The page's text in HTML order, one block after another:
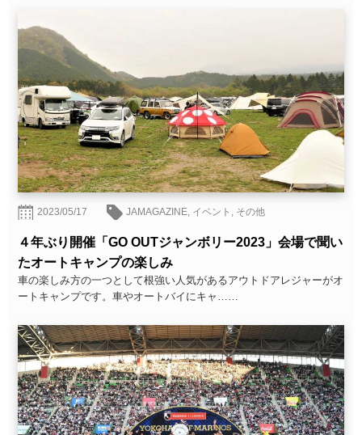
2023/05/17 JAMAGAZINE, イベント , その他
４年ぶり開催「GO OUTジャンボリー2023」会場で聞い
たオートキャンプの楽しみ
車の楽しみ方の一つとして根強い人気があるアウトドアレジャーがオ
ートキャンプです。車やオートバイにキャ……